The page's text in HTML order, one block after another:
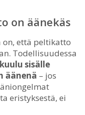
on äänekäs
että peltikatto
Todellisuudessa
sisälle
äänenä – jos
eristyksestä, ei